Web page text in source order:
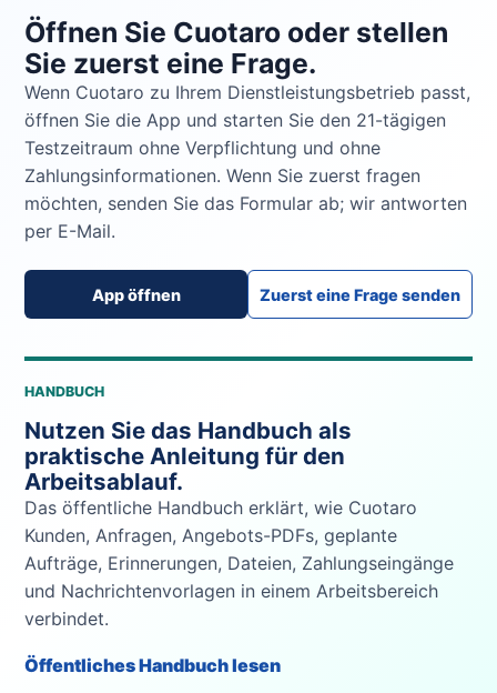
Öffnen Sie Cuotaro oder stellen
Sie zuerst eine Frage.
Wenn Cuotaro zu Ihrem Dienstleistungsbetrieb passt,
öffnen Sie die App und starten Sie den 21-tägigen
Testzeitraum ohne Verpflichtung und ohne
Zahlungsinformationen. Wenn Sie zuerst fragen
möchten, senden Sie das Formular ab; wir antworten
per E-Mail.
App öffnen Zuerst eine Frage senden
HANDBUCH
Nutzen Sie das Handbuch als
praktische Anleitung für den
Arbeitsablauf.
Das öffentliche Handbuch erklärt, wie Cuotaro
Kunden, Anfragen, Angebots-PDFs, geplante
Aufträge, Erinnerungen, Dateien, Zahlungseingänge
und Nachrichtenvorlagen in einem Arbeitsbereich
verbindet.
Öffentliches Handbuch lesen